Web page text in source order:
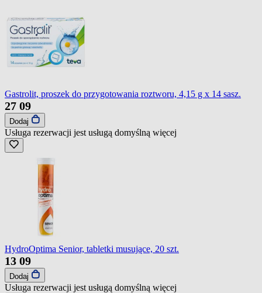
Gastrolit, proszek do przygotowania roztworu, 4,15 g x 14 sasz.
27 09
Dodaj
Usługa rezerwacji jest usługą domyślną więcej
HydroOptima Senior, tabletki musujące, 20 szt.
13 09
Dodaj
Usługa rezerwacji jest usługą domyślną więcej